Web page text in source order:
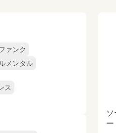
ァンク
メンタル
ス
ー